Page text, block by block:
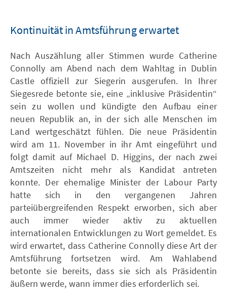
Kontinuität in Amtsführung erwartet
Nach Auszählung aller Stimmen wurde Catherine
Connolly am Abend nach dem Wahltag in Dublin
Castle offiziell zur Siegerin ausgerufen. In Ihrer
Siegesrede betonte sie, eine „inklusive Präsidentin“
sein zu wollen und kündigte den Aufbau einer
neuen Republik an, in der sich alle Menschen im
Land wertgeschätzt fühlen. Die neue Präsidentin
wird am 11. November in ihr Amt eingeführt und
folgt damit auf Michael D. Higgins, der nach zwei
Amtszeiten nicht mehr als Kandidat antreten
konnte. Der ehemalige Minister der Labour Party
hatte sich in den vergangenen Jahren
parteiübergreifenden Respekt erworben, sich aber
auch immer wieder aktiv zu aktuellen
internationalen Entwicklungen zu Wort gemeldet. Es
wird erwartet, dass Catherine Connolly diese Art der
Amtsführung fortsetzen wird. Am Wahlabend
betonte sie bereits, dass sie sich als Präsidentin
äußern werde, wann immer dies erforderlich sei.